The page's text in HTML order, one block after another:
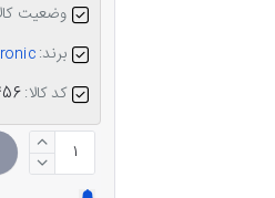
وضعیت
برند:
کد کالا: